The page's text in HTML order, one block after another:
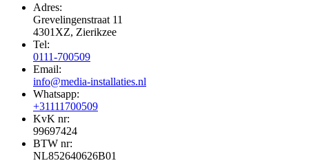
Adres:
Grevelingenstraat 11
4301XZ, Zierikzee
Tel:
0111-700509
Email:
info@media-installaties.nl
Whatsapp:
+31111700509
KvK nr:
99697424
BTW nr:
NL852640626B01